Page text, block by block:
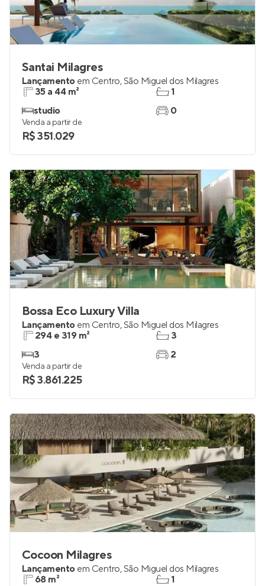
Santai Milagres
Lançamento em Centro,São Miguel dos Milagres
35 a 44 m²
studio
1
0
Venda a partir de
R$ 351.029
Bossa Eco Luxury Villa
Lançamento em Centro,São Miguel dos Milagres
294 e 319 m²
3
3
2
Venda a partir de
R$ 3.861.225
Cocoon Milagres
Lançamento em Centro,São Miguel dos Milagres
68 m²
1